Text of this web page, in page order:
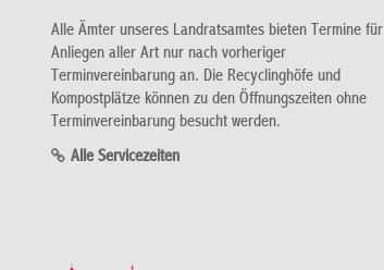
Alle Ämter unseres Landratsamtes bieten Termine für
Anliegen aller Art nur nach vorheriger
Terminvereinbarung an. Die Recyclinghöfe und
Kompostplätze können zu den Öffnungszeiten ohne
Terminvereinbarung besucht werden.
Alle Servicezeiten